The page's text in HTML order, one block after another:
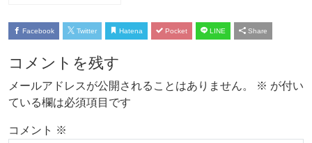
Facebook Twitter Hatena Pocket LINE Share
コメントを残す
メールアドレスが公開されることはありません。 ※ が付い
ている欄は必須項目です
コメント ※